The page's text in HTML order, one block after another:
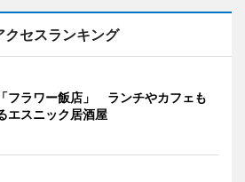
クセスランキング
フラワー飯店」 ランチやカフェも
エスニック居酒屋